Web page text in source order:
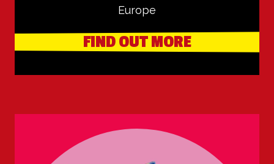
Europe
FIND OUT MORE